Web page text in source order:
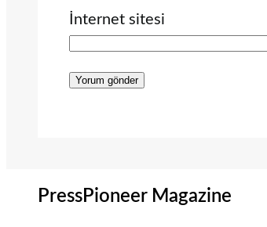
İnternet sitesi
PressPioneer Magazine